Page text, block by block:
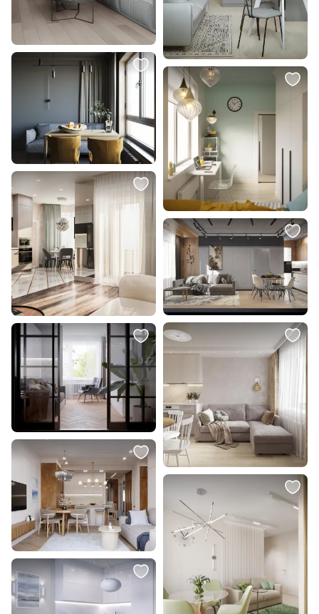
Подушка Comfort BD-2771599 Люстра Eglo BOYLE 43636
В корзину
45 536 ₽
Люстра подвесная Mantra
CAPUCCINA LED 3000К (теплый)
7579
В корзину
41 300 ₽
Подвесной светильник Eurosvet
Bubble 20W E27 4690389194801
В корзину
5 040 ₽
3 020 ₽
Подвесной светильник Eurosvet
Dublin G9 4690389156175
В корзину
22 500 ₽
Потолочный светильник
Eurosvet Bubble 20W E27
4690389194832
В корзину
32 000 ₽ 28 800 ₽
Низкое кресло MAK-interior
Laela разноцветное BD-190336
В корзину
4 500 ₽
декоративная La Neige Стамбул
BD-2542011
В корзину